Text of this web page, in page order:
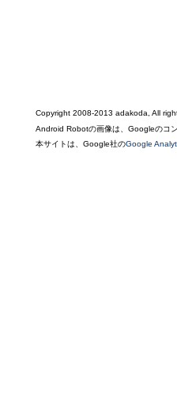
Copyright 2008-2013 adakoda, All
Android Robotの画像は、Googleのコ
本サイトは、Google社のGoogle